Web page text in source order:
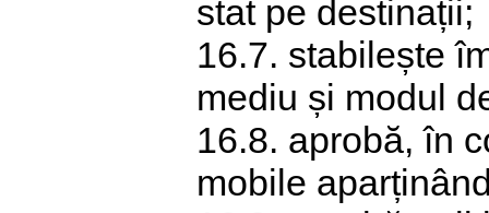
stat pe destinații;
16.7. stabilește
mediu și modul
16.8. aprobă, în
mobile